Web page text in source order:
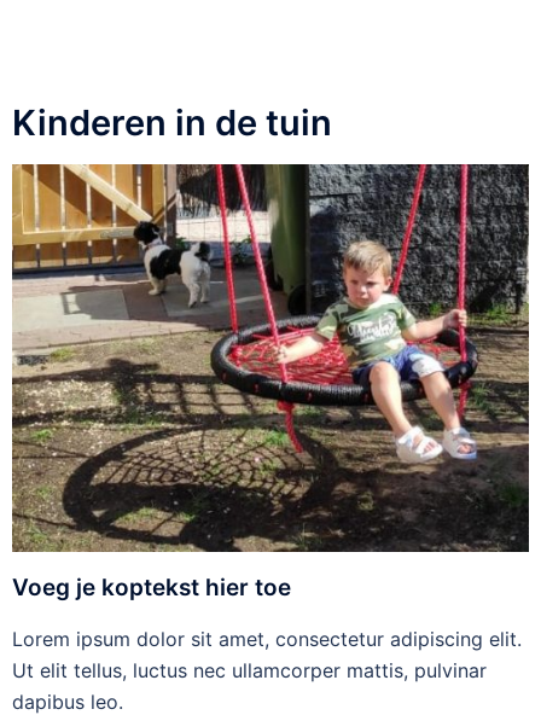
Kinderen in de tuin
Voeg je koptekst hier toe
Lorem ipsum dolor sit amet, consectetur adipiscing elit.
Ut elit tellus, luctus nec ullamcorper mattis, pulvinar
dapibus leo.